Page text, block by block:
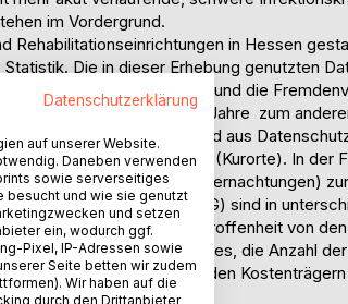
im Vordergrund.
Rehabilitationseinrichtungen in Hessen
Die in dieser Erhebung genutzten
in Hessen und die
vor  in der Regel zwei Jahre  zum
der Reha-Einrichtungen sind aus
nicht auf Gemeindeniveau (Kurorte). In der
sehr begrenzte Daten (Übernachtungen)
(WFG und BeitrEntlG) sind in
Rolle für den Grad der Betroffenheit von
Ausrichtung des Heilbades, die Anzahl
Vertragsbeziehungen zu den
Datenschutzerklärung
auf unserer Website.
Daneben verwenden
sowie serverseitiges
besucht und wie sie genutzt
und setzen
ein, wodurch ggf.
Pixel, IP-Adressen sowie
Seite betten wir zudem
Wir haben auf die
durch den Drittanbieter